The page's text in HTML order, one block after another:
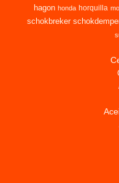
hagon honda horquilla
schokbreker